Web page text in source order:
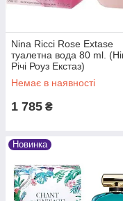
Nina Ricci Rose Extase
туалетна вода 80 ml.
Річі Роуз Екстаз)
Немає в наявності
1 785 ₴
Новинка